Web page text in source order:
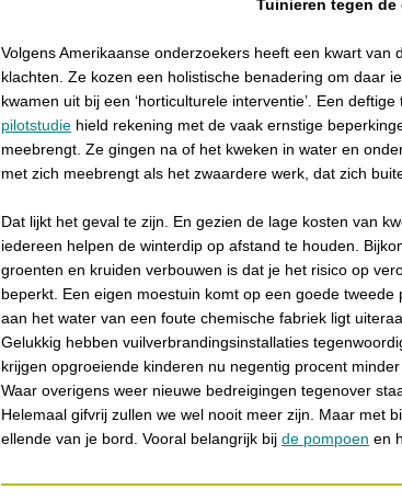
Tuinieren tegen de
Volgens Amerikaanse onderzoekers heeft een kwart van
klachten. Ze kozen een holistische benadering om daar
kwamen uit bij een ‘horticulturele interventie’. Een
pilotstudie hield rekening met de vaak ernstige
meebrengt. Ze gingen na of het kweken in water en
met zich meebrengt als het zwaardere werk, dat zich
Dat lijkt het geval te zijn. En gezien de lage kosten van
iedereen helpen de winterdip op afstand te houden.
groenten en kruiden verbouwen is dat je het risico op
beperkt. Een eigen moestuin komt op een goede tweede
aan het water van een foute chemische fabriek ligt
Gelukkig hebben vuilverbrandingsinstallaties
krijgen opgroeiende kinderen nu negentig procent
Waar overigens weer nieuwe bedreigingen tegenover
Helemaal gifvrij zullen we wel nooit meer zijn. Maar met
ellende van je bord. Vooral belangrijk bij de pompoen en